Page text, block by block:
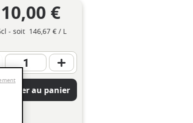
€
- soit 146,67 €/ L
Ajouter au panier